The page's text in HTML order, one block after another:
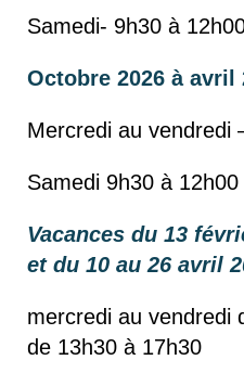
Samedi- 9h30 à
Octobre 2026 à avril
Mercredi au vendredi
Samedi 9h30 à 12h00
Vacances du 13
et du 10 au 26 avril
mercredi au vendredi
de 13h30 à 17h30